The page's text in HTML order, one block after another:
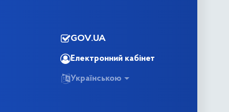
GOV.UA
Електронний кабінет
Українською